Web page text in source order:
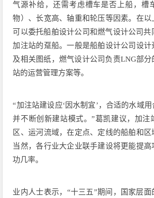
气源补给，还需考虑槽车是否上船，槽
物）、长宽高、轴重和轮压等因素。在以
可以委托船舶设计公司和燃气设计公司
加注站的趸船。一般是船舶设计公司设计
及相关图纸，燃气设计公司负责LNG部
站的运营管理方案等。
“加注站建设应‘因水制宜’，合适的水域用
并不断创新建站模式。”葛凯建议，加注
区、运河流域，在定点、定线的船舶和区
当然，各行业大企业联手建设将更能提
功几率。
业内人士表示，“十三五”期间，国家层